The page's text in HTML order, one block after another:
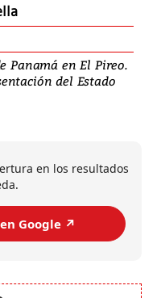
Panamá en El Pireo.
del Estado
en los resultados
Google ↗️